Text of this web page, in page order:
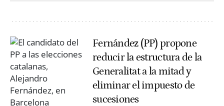
Fernández (PP) propone
reducir la estructura de la
Generalitat a la mitad y
eliminar el impuesto de
sucesiones